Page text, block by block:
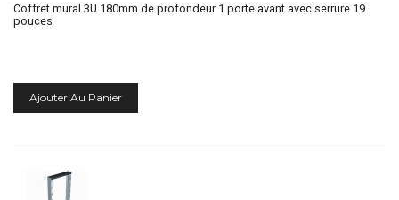
Coffret mural 3U 180mm de profondeur 1 porte avant avec serrure 19
pouces
Ajouter Au Panier